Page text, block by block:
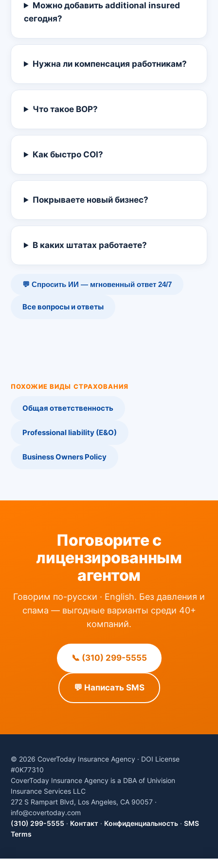
Можно добавить additional insured
сегодня?
Нужна ли компенсация работникам?
Что такое BOP?
Как быстро COI?
Покрываете новый бизнес?
В каких штатах работаете?
💬 Спросить ИИ — мгновенный ответ 24/7
Все вопросы и ответы
ПОХОЖИЕ ВИДЫ СТРАХОВАНИЯ
Общая ответственность
Professional liability (E&O)
Business Owners Policy
Поговорите с
лицензированным
агентом
Говорим по-русски · English. Без давления и
спама — выгодные варианты среди 40+
компаний.
📞 (310) 299-5555
💬 Написать SMS
© 2026 CoverToday Insurance Agency · DOI License
#0K77310
CoverToday Insurance Agency is a DBA of Univision
Insurance Services LLC
272 S Rampart Blvd, Los Angeles, CA 90057 ·
info@covertoday.com
(310) 299-5555 · Контакт · Конфиденциальность · SMS
Terms